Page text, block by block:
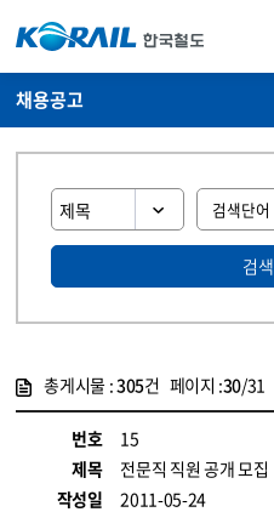
채용공고
검색
총게시물 :305건 페이지 :30/31
번호
15
제목
전문직 직원 공개 모집
작성일
2011-05-24